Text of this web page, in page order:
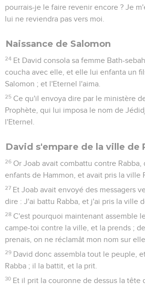
pourrais-je le faire revenir encore ? Je
lui ne reviendra pas vers moi.
Naissance de Salomon
24 Et David consola sa femme Bath-
coucha avec elle, et elle lui enfanta un
Salomon ; et l'Eternel l'aima.
25 Ce qu'il envoya dire par le ministère
Prophète, qui lui imposa le nom de
l'Eternel.
David s'empare de la ville de
26 Or Joab avait combattu contre Rabba,
enfants de Hammon, et avait pris la ville
27 Et Joab avait envoyé des messagers
dire : J'ai battu Rabba, et j'ai pris la ville
28 C'est pourquoi maintenant assemble
campe-toi contre la ville, et la prends ;
prenais, on ne réclamât mon nom sur elle.
29 David donc assembla tout le peuple,
Rabba ; il la battit, et la prit.
30 Et il prit la couronne de dessus la tête